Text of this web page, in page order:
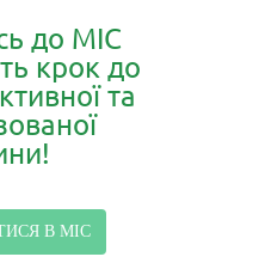
до МІС
крок до
та
В МІС